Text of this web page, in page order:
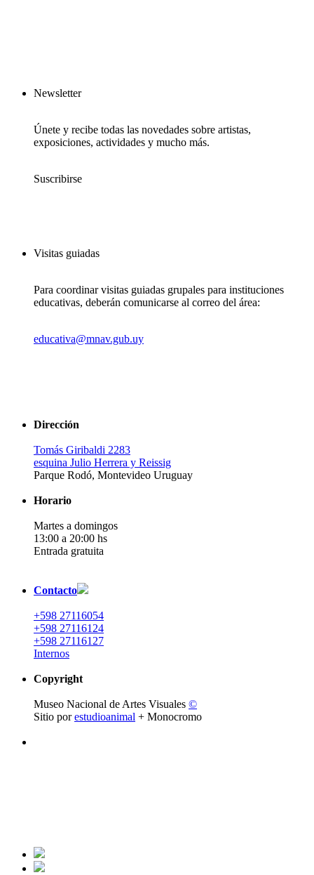
Newsletter
Únete y recibe todas las novedades sobre artistas,
exposiciones, actividades y mucho más.
Suscribirse
Visitas guiadas
Para coordinar visitas guiadas grupales para instituciones
educativas, deberán comunicarse al correo del área:
educativa@mnav.gub.uy
Dirección
Tomás Giribaldi 2283
esquina Julio Herrera y Reissig
Parque Rodó, Montevideo Uruguay
Horario
Martes a domingos
13:00 a 20:00 hs
Entrada gratuita
Contacto
+598 27116054
+598 27116124
+598 27116127
Internos
Copyright
Museo Nacional de Artes Visuales ©
Sitio porestudioanimal + Monocromo